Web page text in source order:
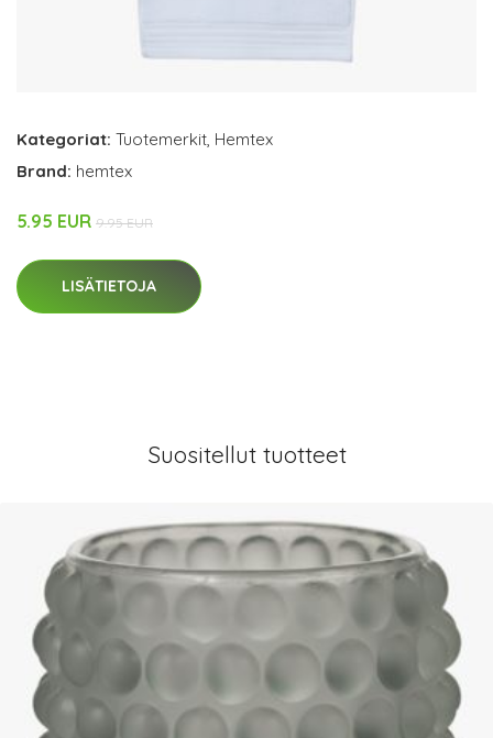
Kategoriat: Tuotemerkit, Hemtex
Brand: hemtex
5.95 EUR 9.95 EUR
LISÄTIETOJA
Suositellut tuotteet